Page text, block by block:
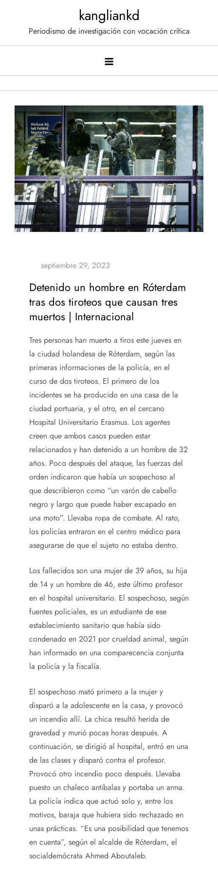
contenido
kangliankd
Periodismo de investigación con vocación crítica
Detenido un hombre en Róterdam
tras dos tiroteos que causan tres
muertos | Internacional
Tres personas han muerto a tiros este jueves en
la ciudad holandesa de Róterdam, según las
primeras informaciones de la policía, en el
curso de dos tiroteos. El primero de los
incidentes se ha producido en una casa de la
ciudad portuaria, y el otro, en el cercano
Hospital Universitario Erasmus. Los agentes
creen que ambos casos pueden estar
relacionados y han detenido a un hombre de 32
años. Poco después del ataque, las fuerzas del
orden indicaron que había un sospechoso al
que describieron como “un varón de cabello
negro y largo que puede haber escapado en
una moto”. Llevaba ropa de combate. Al rato,
los policías entraron en el centro médico para
asegurarse de que el sujeto no estaba dentro.
Los fallecidos son una mujer de 39 años, su hija
de 14 y un hombre de 46, este último profesor
en el hospital universitario. El sospechoso, según
fuentes policiales, es un estudiante de ese
establecimiento sanitario que había sido
condenado en 2021 por crueldad animal, según
han informado en una comparecencia conjunta
la policía y la fiscalía.
El sospechoso mató primero a la mujer y
disparó a la adolescente en la casa, y provocó
un incendio allí. La chica resultó herida de
gravedad y murió pocas horas después. A
continuación, se dirigió al hospital, entró en una
de las clases y disparó contra el profesor.
Provocó otro incendio poco después. Llevaba
puesto un chaleco antibalas y portaba un arma.
La policía indica que actuó solo y, entre los
motivos, baraja que hubiera sido rechazado en
unas prácticas. “Es una posibilidad que tenemos
en cuenta”, según el alcalde de Róterdam, el
socialdemócrata Ahmed Aboutaleb.